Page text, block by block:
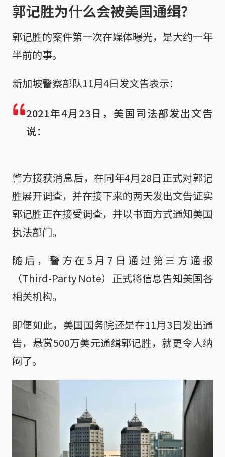
郭记胜为什么会被美国通缉？
郭记胜的案件第一次在媒体曝光，是大约一年
半前的事。
新加坡警察部队11月4日发文告表示：
2021年4月23日，美国司法部发出文告
说：
警方接获消息后，在同年4月28日正式对郭记
胜展开调查，并在接下来的两天发出文告证实
郭记胜正在接受调查，并以书面方式通知美国
执法部门。
随后，警方在5月7日通过第三方通报
（Third-Party Note）正式将信息告知美国各
相关机构。
即便如此，美国国务院还是在11月3日发出通
告，悬赏500万美元通缉郭记胜，就更令人纳
闷了。